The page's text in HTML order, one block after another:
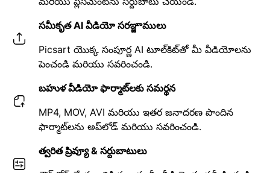
సమీకృత AI వీడియో సరఞ్జాములు
Picsart యొక్క సంపూర్ణ AI టూల్‌కిట్‌తో మీ వీడియోలను
పెంచండి మరియు సవరించండి.
బహుళ వీడియో ఫార్మాట్‌లకు సమర్థన
MP4, MOV, AVI మరియు ఇతర జనాదరణ పొందిన
ఫార్మాట్‌లను అప్‌లోడ్ మరియు సవరించండి.
త్వరిత ప్రివ్యూ & సర్దుబాటులు